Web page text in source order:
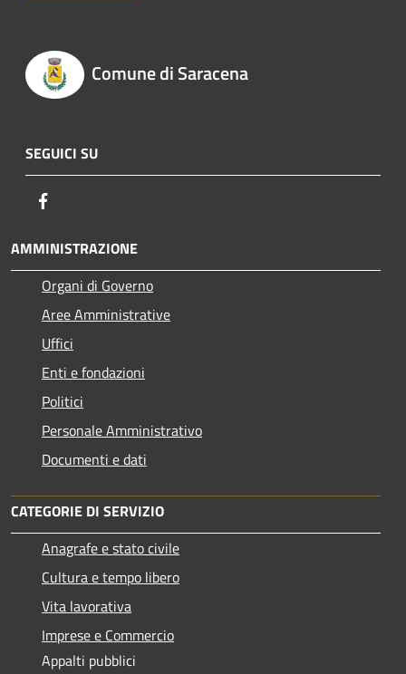
Comune di Saracena
SEGUICI SU
AMMINISTRAZIONE
Organi di Governo
Aree Amministrative
Uffici
Enti e fondazioni
Politici
Personale Amministrativo
Documenti e dati
CATEGORIE DI SERVIZIO
Anagrafe e stato civile
Cultura e tempo libero
Vita lavorativa
Imprese e Commercio
Appalti pubblici